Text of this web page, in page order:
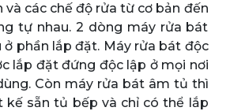
và các chế độ rửa từ cơ bản đến
tự nhau. 2 dòng máy rửa bát
ở phần lắp đặt. Máy rửa bát độc
lắp đặt đứng độc lập ở mọi nơi
Còn máy rửa bát âm tủ thì
kế sẵn tủ bếp và chỉ có thể lắp